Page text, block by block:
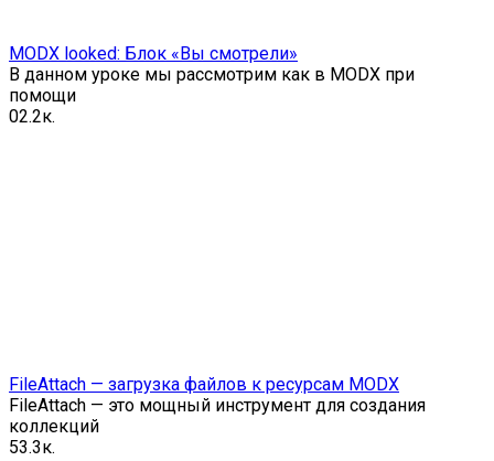
MODX looked: Блок «Вы смотрели»
В данном уроке мы рассмотрим как в MODX при
помощи
02.2к.
FileAttach — загрузка файлов к ресурсам MODX
FileAttach — это мощный инструмент для создания
коллекций
53.3к.